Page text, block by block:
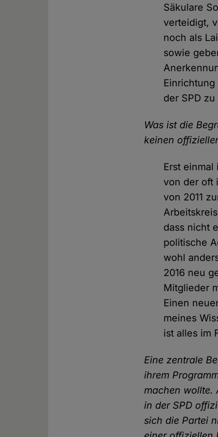
Säkulare
verteidigt,
noch als
sowie
der SPD
Was ist die
keinen
Erst
von der oft
von 2011
dass nicht
politische
wohl
2016 neu
Mitglieder
Einen
meines
ist alles im
Eine zentrale
ihrem
machen wollte.
in der SPD
sich die Partei